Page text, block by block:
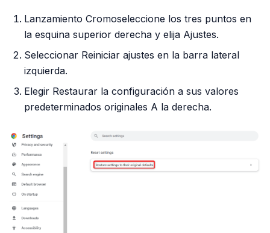
Lanzamiento Cromoseleccione los tres puntos en
la esquina superior derecha y elija Ajustes.
Seleccionar Reiniciar ajustes en la barra lateral
izquierda.
Elegir Restaurar la configuración a sus valores
predeterminados originales A la derecha.